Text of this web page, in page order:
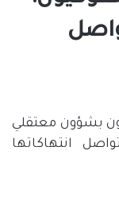
بشؤون معتقلي
انتهاكاتها